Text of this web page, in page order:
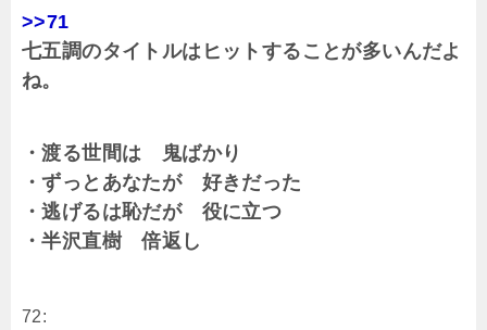
>>71
七五調のタイトルはヒットすることが多いんだよ
ね。
・渡る世間は 鬼ばかり
・ずっとあなたが 好きだった
・逃げるは恥だが 役に立つ
・半沢直樹 倍返し
72: